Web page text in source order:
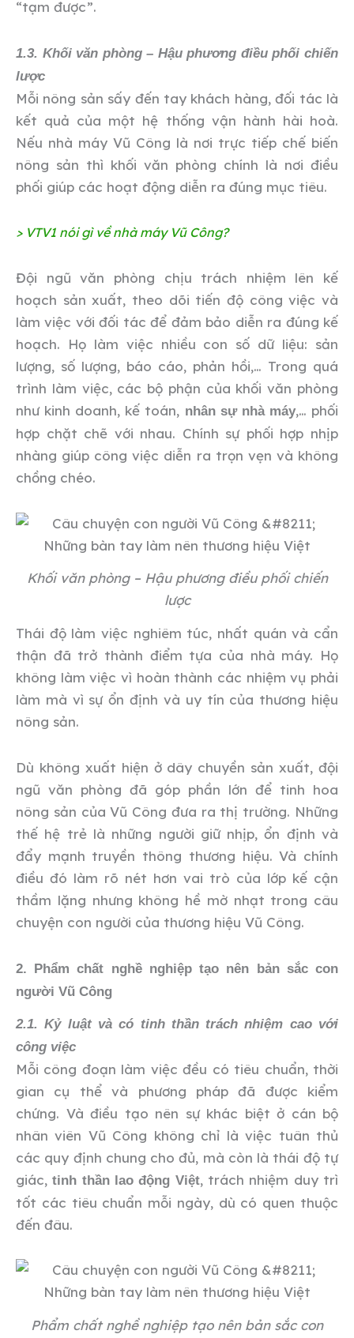
“tạm được”.
1.3. Khối văn phòng – Hậu phương điều phối chiến
lược
Mỗi nông sản sấy đến tay khách hàng, đối tác là
kết quả của một hệ thống vận hành hài hoà.
Nếu nhà máy Vũ Công là nơi trực tiếp chế biến
nông sản thì khối văn phòng chính là nơi điều
phối giúp các hoạt động diễn ra đúng mục tiêu.
> VTV1 nói gì về nhà máy Vũ Công?
Đội ngũ văn phòng chịu trách nhiệm lên kế
hoạch sản xuất, theo dõi tiến độ công việc và
làm việc với đối tác để đảm bảo diễn ra đúng kế
hoạch. Họ làm việc nhiều con số dữ liệu: sản
lượng, số lượng, báo cáo, phản hồi,… Trong quá
trình làm việc, các bộ phận của khối văn phòng
như kinh doanh, kế toán, nhân sự nhà máy,… phối
hợp chặt chẽ với nhau. Chính sự phối hợp nhịp
nhàng giúp công việc diễn ra trọn vẹn và không
chồng chéo.
Khối văn phòng – Hậu phương điều phối chiến
lược
Thái độ làm việc nghiêm túc, nhất quán và cẩn
thận đã trở thành điểm tựa của nhà máy. Họ
không làm việc vì hoàn thành các nhiệm vụ phải
làm mà vì sự ổn định và uy tín của thương hiệu
nông sản.
Dù không xuất hiện ở dây chuyền sản xuất, đội
ngũ văn phòng đã góp phần lớn để tinh hoa
nông sản của Vũ Công đưa ra thị trường. Những
thế hệ trẻ là những người giữ nhịp, ổn định và
đẩy mạnh truyền thông thương hiệu. Và chính
điều đó làm rõ nét hơn vai trò của lớp kế cận
thầm lặng nhưng không hề mờ nhạt trong câu
chuyện con người của thương hiệu Vũ Công.
2. Phẩm chất nghề nghiệp tạo nên bản sắc con
người Vũ Công
2.1. Kỷ luật và có tinh thần trách nhiệm cao với
công việc
Mỗi công đoạn làm việc đều có tiêu chuẩn, thời
gian cụ thể và phương pháp đã được kiểm
chứng. Và điều tạo nên sự khác biệt ở cán bộ
nhân viên Vũ Công không chỉ là việc tuân thủ
các quy định chung cho đủ, mà còn là thái độ tự
giác,tinh thần lao động Việt, trách nhiệm duy trì
tốt các tiêu chuẩn mỗi ngày, dù có quen thuộc
đến đâu.
Phẩm chất nghề nghiệp tạo nên bản sắc con